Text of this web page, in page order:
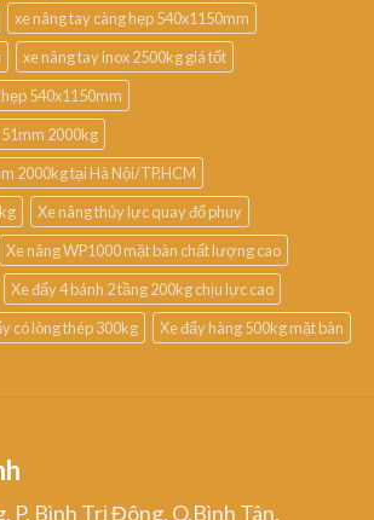
xe nâng tay càng hẹp 540x1150mm
xe nâng tay inox 2500kg giá tốt
540x1150mm
2000kg
2000kg tại Hà Nội/TP.HCM
Xe nâng thủy lực quay đổ phuy
Xe nâng WP1000 mặt bàn chất lượng cao
Xe đẩy 4 bánh 2 tầng 200kg chịu lực cao
có lòng thép 300kg Xe đẩy hàng 500kg mặt bàn
P. Bình Trị Đông, Q.Bình Tân,